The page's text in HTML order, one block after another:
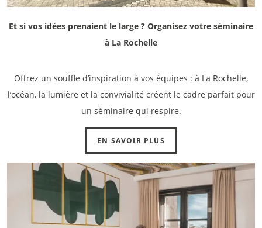
Et si vos idées prenaient le large ? Organisez votre séminaire
à La Rochelle
Offrez un souffle d’inspiration à vos équipes : à La Rochelle,
l’océan, la lumière et la convivialité créent le cadre parfait pour
un séminaire qui respire.
EN SAVOIR PLUS